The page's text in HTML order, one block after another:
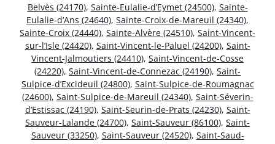
Belvès (24170), Sainte-Eulalie-d’Eymet (24500), Sainte-
Eulalie-d’Ans (24640), Sainte-Croix-de-Mareuil (24340),
Sainte-Croix (24440), Sainte-Alvère (24510), Saint-Vincent-
sur-l’Isle (24420), Saint-Vincent-le-Paluel (24200), Saint-
Vincent-Jalmoutiers (24410), Saint-Vincent-de-Cosse
(24220), Saint-Vincent-de-Connezac (24190), Saint-
Sulpice-d’Excideuil (24800), Saint-Sulpice-de-Roumagnac
(24600), Saint-Sulpice-de-Mareuil (24340), Saint-Séverin-
d’Estissac (24190), Saint-Seurin-de-Prats (24230), Saint-
Sauveur-Lalande (24700), Saint-Sauveur (86100), Saint-
Sauveur (33250), Saint-Sauveur (24520), Saint-Saud-